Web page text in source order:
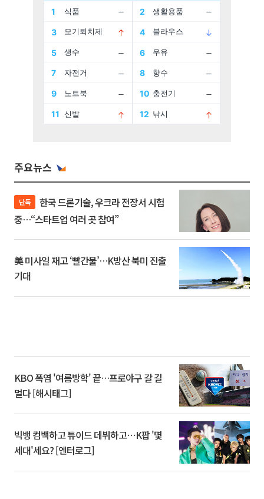
주요뉴스
단독
중…“스타트업 여러 곳 참여”
美 미사일 재고 ‘빨간불’…K방산 북미 진출
기대
KBO 폭염 '여름방학' 끝…프로야구 갈 길
멀다 [해시태그]
빅뱅 컴백하고 튜이드 데뷔하고⋯K팝 '몇
세대'세요? [엔터로그]